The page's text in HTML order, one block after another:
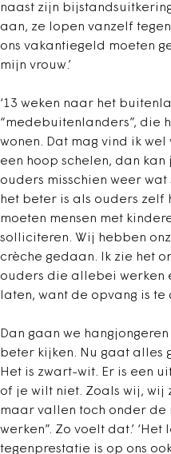
naast zijn
aan, ze lopen vanzelf
ons vakantiegeld moeten
mijn vrouw.’
‘13 weken naar het
“medebuitenlanders”, die
wonen. Dat mag vind ik wel
een hoop schelen, dan
ouders misschien weer
het beter is als ouders zelf
moeten mensen met
solliciteren. Wij hebben
crèche gedaan. Ik zie het
ouders die allebei werken
laten, want de opvang is te
Dan gaan we hangjongeren
beter kijken. Nu gaat alles
Het is zwart-wit. Er is een
of je wilt niet. Zoals wij,
maar vallen toch onder de
werken”. Zo voelt dat.’ ‘Het
tegenprestatie is op ons